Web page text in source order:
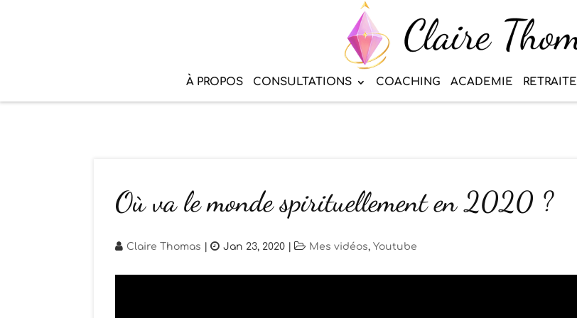
À PROPOS CONSULTATIONS COACHING ACADEMIE RETRAITE
Où va le monde spirituellement en 2020 ?
Claire Thomas Jan 23, 2020 Mes vidéos, Youtube